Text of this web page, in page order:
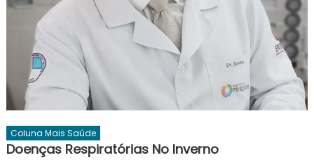
Coluna Mais Saúde
Doenças Respiratórias No Inverno